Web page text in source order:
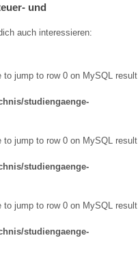
und
auch interessieren:
to jump to row 0 on MySQL result
studiengaenge-
to jump to row 0 on MySQL result
studiengaenge-
to jump to row 0 on MySQL result
studiengaenge-